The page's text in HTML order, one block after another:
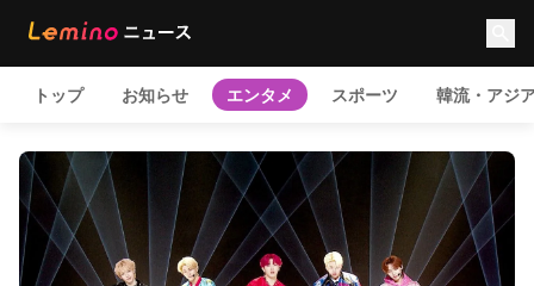
トップ お知らせ エンタメ スポーツ 韓流・アジ